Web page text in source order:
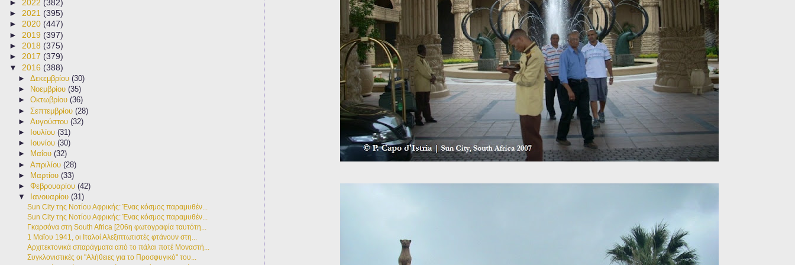
► 2022 (382)
► 2021 (395)
► 2020 (447)
► 2019 (397)
► 2018 (375)
► 2017 (379)
▼ 2016 (388)
►Δεκεμβρίου(30)
►
Νοεμβρίου(35)
►Οκτωβρίου(36)
►Σεπτεμβρίου(28)
►Αυγούστου(32)
►
Ιουλίου(31)
►
Ιουνίου(30)
►
Μαΐου(32)
►Απριλίου(28)
►
Μαρτίου(33)
►Φεβρουαρίου(42)
▼
Ιανουαρίου(31)
Sun City της Νοτίου Αφρικής: Ένας κόσμος παραμυθέν...
Sun City της Νοτίου Αφρικής: Ένας κόσμος παραμυθέν...
Γκαρσόνα στη South Africa [206η φωτογραφία ταυτότη...
1 Μαΐου 1941, οι Ιταλοί Αλεξιπτωτιστές φτάνουν στη...
Αρχιτεκτονικά σπαράγματα από το πάλαι ποτέ Μοναστή...
Συγκλονιστικές οι "Αλήθειες για το Προσφυγικό" του...